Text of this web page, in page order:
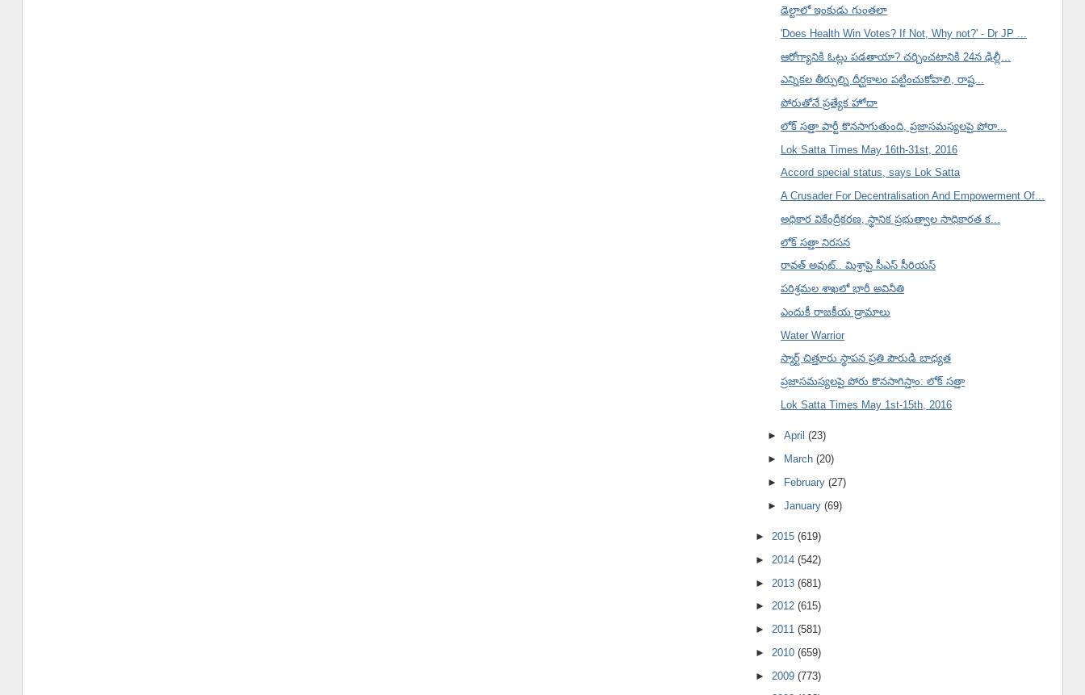
డెల్టాలో ఇంకుడు గుంతలా
'Does Health Win Votes? If Not, Why not?' - Dr JP ...
ఆరోగ్యానికి ఓట్లు పడతాయా? చర్చించటానికి 24న ఢిల్లీ...
ఎన్నికల తీర్పుల్ని దీర్ఘకాలం పట్టించుకోవాలి, రాష్ట...
పోరుతోనే ప్రత్యేక హోదా
లోక్ సత్తా పార్టీ కొనసాగుతుంది, ప్రజాసమస్యలపై పోరా...
Lok Satta Times May 16th-31st, 2016
Accord special status, says Lok Satta
A Crusader For Decentralisation And Empowerment Of...
అధికార వికేంద్రీకరణ, స్థానిక ప్రభుత్వాల సాధికారత క...
లోక్ సత్తా నిరసన
రావత్ అవుట్.. మిశ్రాపై సీఎస్ సీరియస్
పరిశ్రమల శాఖలో భారీ అవినీతి
ఎందుకీ రాజకీయ డ్రామాలు
Water Warrior
స్మార్ట్ చిత్తూరు స్థాపన ప్రతి పౌరుడి బాధ్యత
ప్రజాసమస్యలపై పోరు కొనసాగిస్తాం: లోక్ సత్తా
Lok Satta Times May 1st-15th, 2016
►April(23)
►
March(20)
►
February(27)
►January(69)
► 2015 (619)
► 2014 (542)
► 2013 (681)
► 2012 (615)
► 2011 (581)
► 2010 (659)
► 2009 (773)